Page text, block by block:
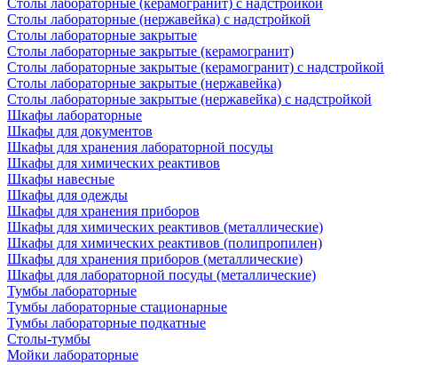
Столы лабораторные (керамогранит) с надстройкой
Столы лабораторные (нержавейка) с надстройкой
Столы лабораторные закрытые
Столы лабораторные закрытые (керамогранит)
Столы лабораторные закрытые (керамогранит) с надстройкой
Столы лабораторные закрытые (нержавейка)
Столы лабораторные закрытые (нержавейка) с надстройкой
Шкафы лабораторные
Шкафы для документов
Шкафы для хранения лабораторной посуды
Шкафы для химических реактивов
Шкафы навесные
Шкафы для одежды
Шкафы для хранения приборов
Шкафы для химических реактивов (металлические)
Шкафы для химических реактивов (полипропилен)
Шкафы для хранения приборов (металлические)
Шкафы для лабораторной посуды (металлические)
Тумбы лабораторные
Тумбы лабораторные стационарные
Тумбы лабораторные подкатные
Столы-тумбы
Мойки лабораторные